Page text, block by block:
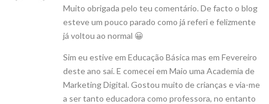
Muito obrigada pelo teu comentário. De facto o blog
esteve um pouco parado como já referi e felizmente
já voltou ao normal 😀
Sim eu estive em Educação Básica mas em Fevereiro
deste ano saí. E comecei em Maio uma Academia de
Marketing Digital. Gostou muito de crianças e via-me
a ser tanto educadora como professora, no entanto